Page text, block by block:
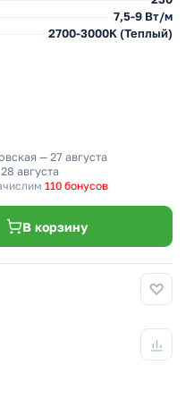
7,5-9 Вт/м
2700-3000K (Теплый)
— 27 августа
августа
110 бонусов
В корзину